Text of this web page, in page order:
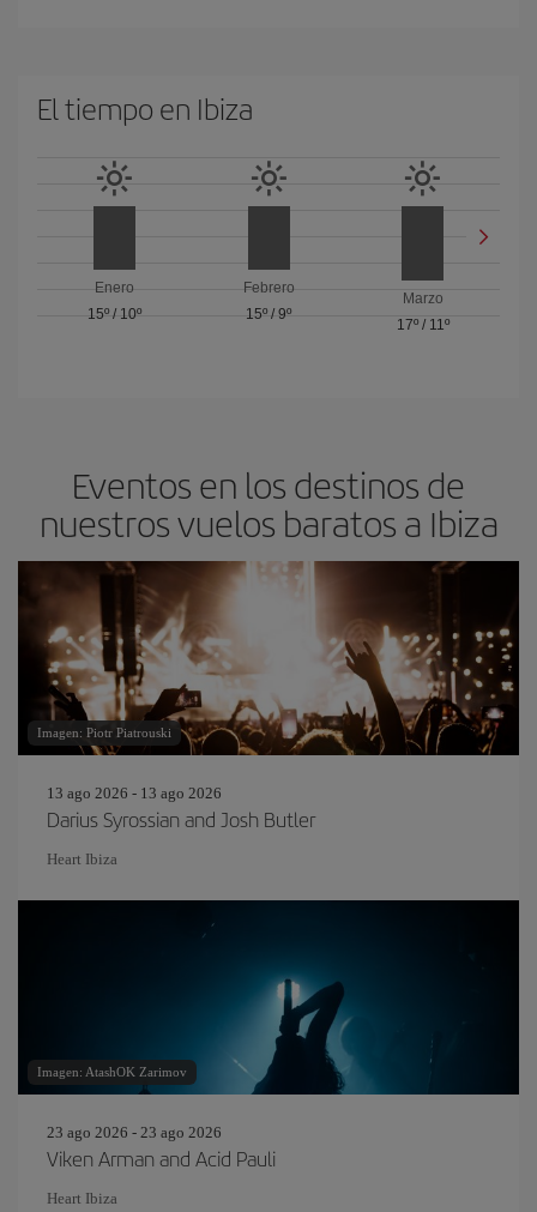
El tiempo en Ibiza
Enero
15º/ 10º
Febrero
15º / 9º
Marzo
17º/ 11º
Eventos en los destinos de
nuestros vuelos baratos a Ibiza
Imagen: Piotr Piatrouski
13 ago 2026 - 13 ago 2026
Darius Syrossian and Josh Butler
Heart Ibiza
Imagen: AtashOK Zarimov
23 ago 2026 - 23 ago 2026
Viken Arman and Acid Pauli
Heart Ibiza